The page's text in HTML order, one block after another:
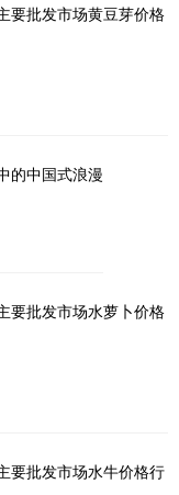
要批发市场黄豆芽价格
的中国式浪漫
要批发市场水萝卜价格
要批发市场水牛价格行